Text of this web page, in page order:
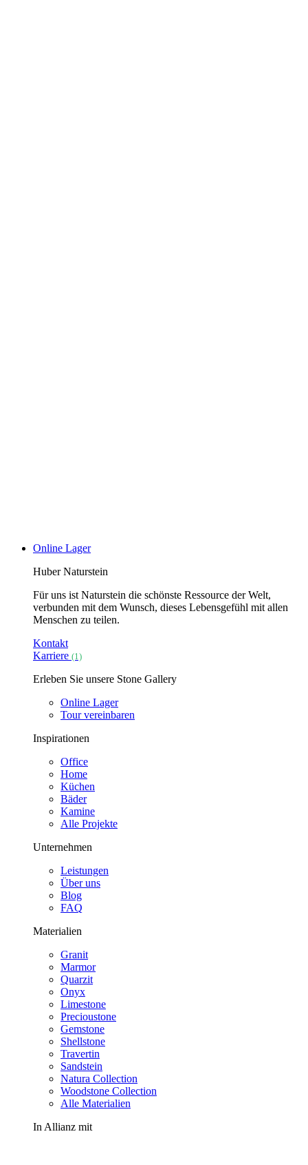
Online Lager
Huber Naturstein
Für uns ist Naturstein die schönste Ressource der Welt,
verbunden mit dem Wunsch, dieses Lebensgefühl mit allen
Menschen zu teilen.
Kontakt
Karriere (1)
Erleben Sie unsere Stone Gallery
Online Lager
Tour vereinbaren
Inspirationen
Office
Home
Küchen
Bäder
Kamine
Alle Projekte
Unternehmen
Leistungen
Über uns
Blog
FAQ
Materialien
Granit
Marmor
Quarzit
Onyx
Limestone
Precioustone
Gemstone
Shellstone
Travertin
Sandstein
Natura Collection
Woodstone Collection
Alle Materialien
In Allianz mit